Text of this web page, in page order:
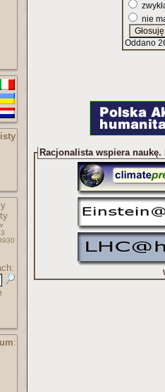
:
nie
Oddano
Racjonalista wspiera